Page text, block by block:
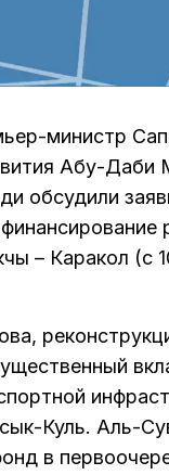
министр
Абу-Даби
обсудили
– Каракол (с
Куль. Аль-
в